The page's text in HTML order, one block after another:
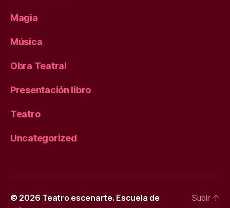
Magia
Música
Obra Teatral
Presentación libro
Teatro
Uncategorized
© 2026 Teatro escenarte. Escuela de
Subir ↑